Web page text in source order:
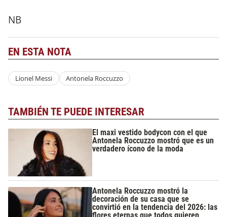
NB
EN ESTA NOTA
Lionel Messi Antonela Roccuzzo
TAMBIÉN TE PUEDE INTERESAR
El maxi vestido bodycon con el que
Antonela Roccuzzo mostró que es un
verdadero ícono de la moda
Antonela Roccuzzo mostró la
decoración de su casa que se
convirtió en la tendencia del 2026: las